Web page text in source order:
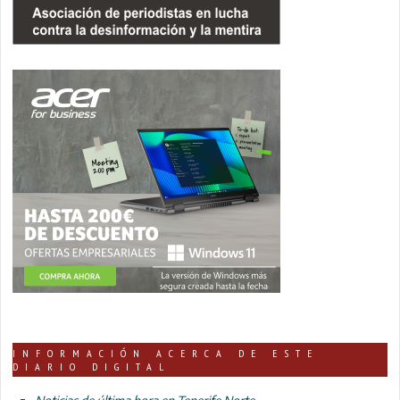
INFORMACIÓN ACERCA DE ESTE
DIARIO DIGITAL